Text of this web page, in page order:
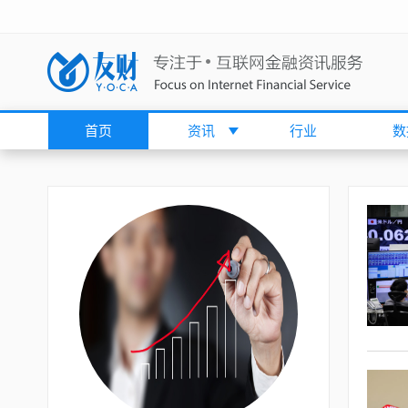
首页 资讯 行业